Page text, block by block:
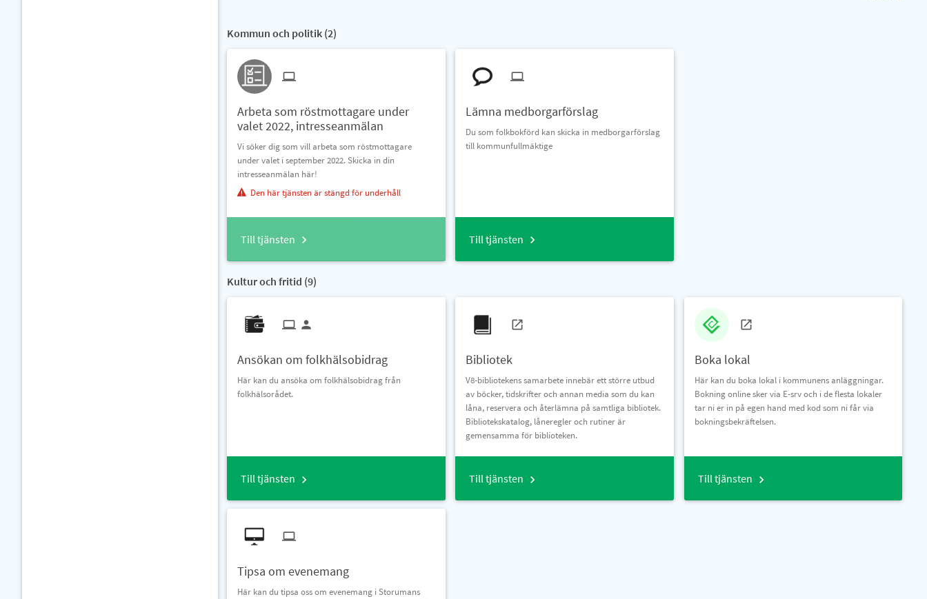
Kommun och politik (2)
Arbeta som röstmottagare under
valet 2022, intresseanmälan
Vi söker dig som vill arbeta som röstmottagare
under valet i september 2022. Skicka in din
intresseanmälan här!
Den här tjänsten är stängd för underhåll
Till tjänsten
Lämna medborgarförslag
Du som folkbokförd kan skicka in medborgarförslag
till kommunfullmäktige
Till tjänsten
Kultur och fritid (9)
Ansökan om folkhälsobidrag
Här kan du ansöka om folkhälsobidrag från
folkhälsorådet.
Till tjänsten
Bibliotek
V8-bibliotekens samarbete innebär ett större utbud
av böcker, tidskrifter och annan media som du kan
låna, reservera och återlämna på samtliga bibliotek.
Bibliotekskatalog, låneregler och rutiner är
gemensamma för biblioteken.
Till tjänsten
Boka lokal
Här kan du boka lokal i kommunens anläggningar.
Bokning online sker via E-srv och i de flesta lokaler
tar ni er in på egen hand med kod som ni får via
bokningsbekräftelsen.
Till tjänsten
Tipsa om evenemang
Här kan du tipsa oss om evenemang i Storumans